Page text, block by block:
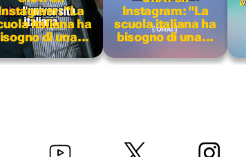
"La
italiana ha
di una...
Instagram: "La
scuola italiana ha
bisogno di una...